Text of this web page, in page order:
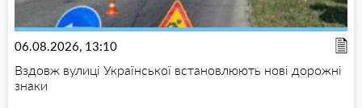
06.08.2026, 13:10
Вздовж вулиці Української встановлюють нові дорожні
знаки